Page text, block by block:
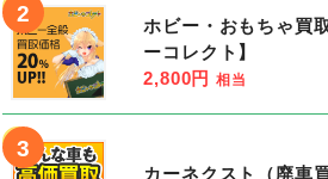
2
ホビー・おもちゃ買
ーコレクト】
2,800円 相当
3
カーネクスト（廃車